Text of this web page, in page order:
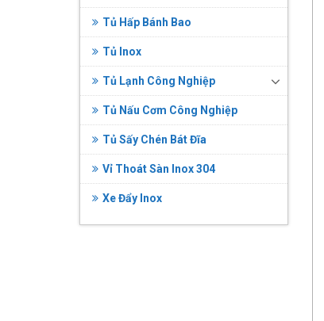
Tủ Hấp Bánh Bao
Tủ Inox
Tủ Lạnh Công Nghiệp
Tủ Nấu Cơm Công Nghiệp
Tủ Sấy Chén Bát Đĩa
Vỉ Thoát Sàn Inox 304
Xe Đẩy Inox